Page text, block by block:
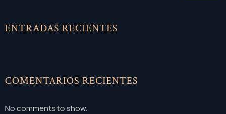
ENTRADAS RECIENTES
COMENTARIOS RECIENTES
No comments to show.